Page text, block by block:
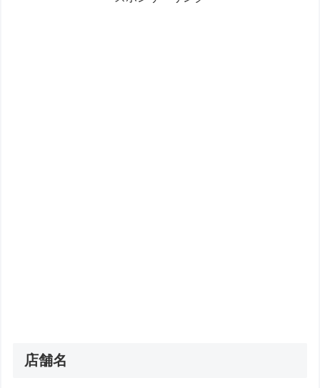
店舗名